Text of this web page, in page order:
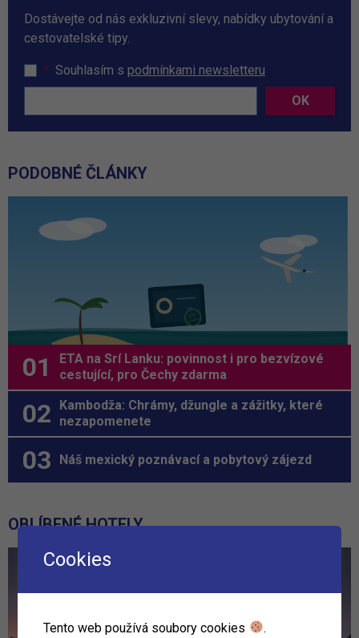
Dostávejte od nás exkluzivní slevy, nabídky ubytování a
cestovatelské tipy.
* Souhlasím s podmínkami newsletteru
OK
PODOBNÉ ČLÁNKY
ETA na Srí Lanku: povinnost i pro bezvízové
cestující, pro Čechy zdarma
Kambodža: Chrámy, džungle a zážitky, které
nezapomenete
Náš mexický poznávací a pobytový zájezd
OBLÍBENÉ HOTELY
Cookies
Tento web používá soubory cookies
.